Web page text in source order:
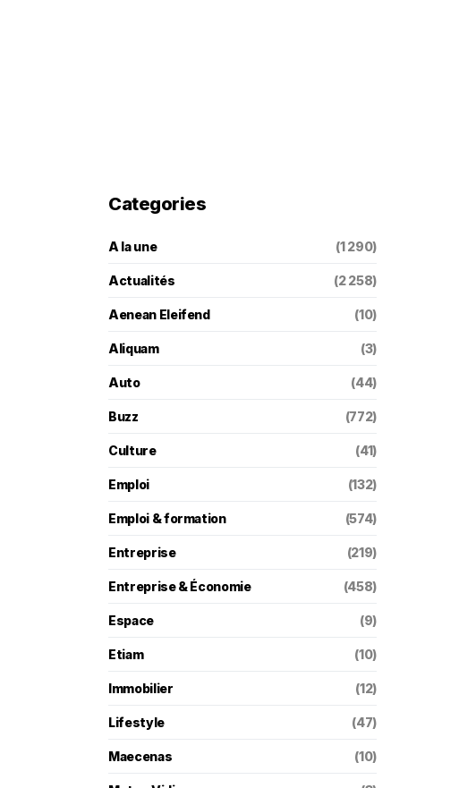
Categories
A la une (1 290)
Actualités (2 258)
Aenean Eleifend (10)
Aliquam (3)
Auto (44)
Buzz (772)
Culture (41)
Emploi (132)
Emploi & formation (574)
Entreprise (219)
Entreprise & Économie (458)
Espace (9)
Etiam (10)
Immobilier (12)
Lifestyle (47)
Maecenas (10)